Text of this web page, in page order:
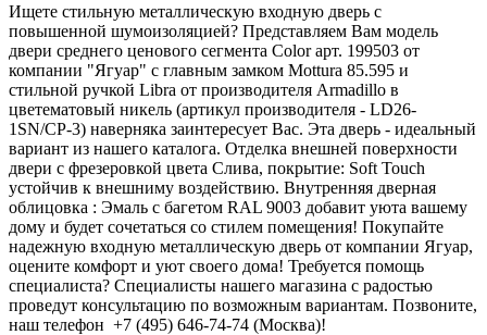
Ищете стильную металлическую входную дверь с
повышенной шумоизоляцией? Представляем Вам модель
двери среднего ценового сегмента Color арт. 199503 от
компании "Ягуар" с главным замком Mottura 85.595 и
стильной ручкой Libra от производителя Armadillo в
цветематовый никель (артикул производителя - LD26-
1SN/CP-3) наверняка заинтересует Вас. Эта дверь - идеальный
вариант из нашего каталога. Отделка внешней поверхности
двери с фрезеровкой цвета Слива, покрытие: Soft Touch
устойчив к внешниму воздействию. Внутренняя дверная
облицовка : Эмаль с багетом RAL 9003 добавит уюта вашему
дому и будет сочетаться со стилем помещения! Покупайте
надежную входную металлическую дверь от компании Ягуар,
оцените комфорт и уют своего дома! Требуется помощь
специалиста? Специалисты нашего магазина с радостью
проведут консультацию по возможным вариантам. Позвоните,
наш телефон +7 (495) 646-74-74 (Москва)!